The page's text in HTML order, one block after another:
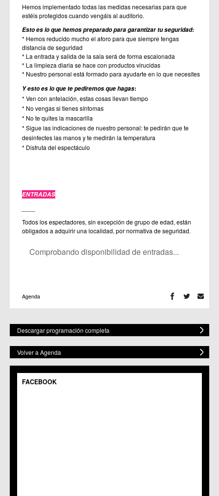
Hemos implementado todas las medidas necesarias para que
estéis protegidos cuando vengáis al auditorio.
Esto es lo que hemos preparado para garantizar tu seguridad:
* Hemos reducido mucho el aforo para que siempre tengas
distancia de seguridad
* La entrada y salida de la sala será de forma escalonada
* La limpieza diaria se hace con productos virucidas
* Nuestro personal está formado para ayudarte en lo que necesites
Y esto es lo que te pediremos que hagas:
* Ven con antelación, estas cosas llevan tiempo
* No vengas si tienes síntomas
* No te quites la mascarilla
* Sigue las indicaciones de nuestro personal: te pedirán que te
desinfectes las manos y te medirán la temperatura
* Disfruta del espectáculo
ENTRADAS
Todos los espectadores, sin excepción de grupo de edad, están
obligados a adquirir una localidad, por normativa de seguridad.
Comprobando disponibilidad de entradas...
Agenda
Descargar programación completa
Volver a Agenda
FACEBOOK